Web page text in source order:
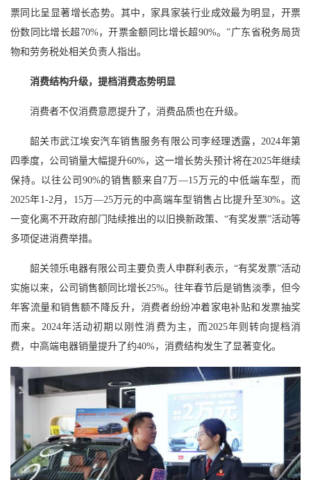
票同比呈显著增长态势。其中，家具家装行业成效最为明显，开票
份数同比增长超70%，开票金额同比增长超90%。”广东省税务局货
物和劳务税处相关负责人指出。
消费结构升级，提档消费态势明显
消费者不仅消费意愿提升了，消费品质也在升级。
韶关市武江埃安汽车销售服务有限公司李经理透露，2024年第
四季度，公司销量大幅提升60%，这一增长势头预计将在2025年继续
保持。以往公司90%的销售额来自7万—15万元的中低端车型，而
2025年1-2月，15万—25万元的中高端车型销售占比提升至30%。这
一变化离不开政府部门陆续推出的以旧换新政策、“有奖发票”活动等
多项促进消费举措。
韶关领乐电器有限公司主要负责人申群利表示，“有奖发票”活动
实施以来，公司销售额同比增长25%。往年春节后是销售淡季，但今
年客流量和销售额不降反升，消费者纷纷冲着家电补贴和发票抽奖
而来。2024年活动初期以刚性消费为主，而2025年则转向提档消
费，中高端电器销量提升了约40%，消费结构发生了显著变化。